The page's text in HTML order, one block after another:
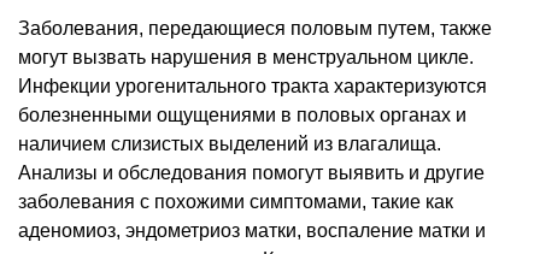
Заболевания, передающиеся половым путем, также
могут вызвать нарушения в менструальном цикле.
Инфекции урогенитального тракта характеризуются
болезненными ощущениями в половых органах и
наличием слизистых выделений из влагалища.
Анализы и обследования помогут выявить и другие
заболевания с похожими симптомами, такие как
аденомиоз, эндометриоз матки, воспаление матки и